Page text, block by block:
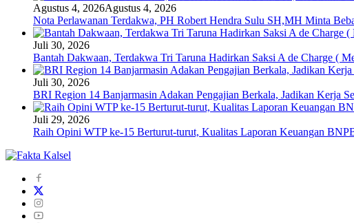
Agustus 4, 2026Agustus 4, 2026
Nota Perlawanan Terdakwa, PH Robert Hendra Sulu SH,MH Minta
Juli 30, 2026
Bantah Dakwaan, Terdakwa Tri Taruna Hadirkan Saksi A de Charge (
Juli 30, 2026
BRI Region 14 Banjarmasin Adakan Pengajian Berkala, Jadikan Kerja
Juli 29, 2026
Raih Opini WTP ke-15 Berturut-turut, Kualitas Laporan Keuangan